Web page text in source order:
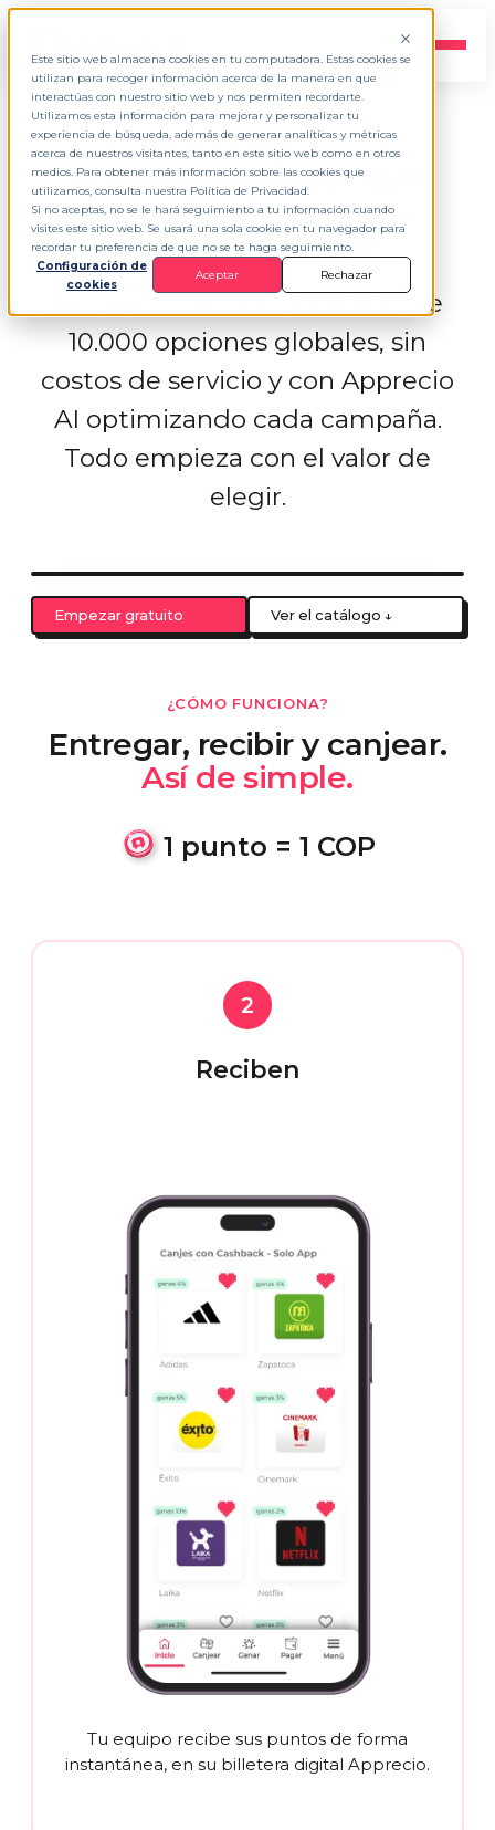
Este sitio web almacena cookies en tu computadora. Estas cookies se
utilizan para recoger información acerca de la manera en que
interactúas con nuestro sitio web y nos permiten recordarte.
Utilizamos esta información para mejorar y personalizar tu
experiencia de búsqueda, además de generar analíticas y métricas
acerca de nuestros visitantes, tanto en este sitio web como en otros
medios. Para obtener más información sobre las cookies que
utilizamos, consulta nuestra Política de Privacidad.
Si no aceptas, no se le hará seguimiento a tu información cuando
visites este sitio web. Se usará una sola cookie en tu navegador para
recordar tu preferencia de que no se te haga seguimiento.
Configuración de
cookies
Aceptar Rechazar
ES
Apprecio Rewards
El reconocimiento que
funciona
es el quese elige.
Incentivos flexibles con más de
10.000 opciones globales, sin
costos de servicio y con Apprecio
AI optimizando cada campaña.
Todo empieza con el valor de
elegir.
Empezar gratuito Ver el catálogo ↓
¿CÓMO FUNCIONA?
Entregar, recibir y canjear.
Así de simple.
1 punto = 1 COP
2
Reciben
Tu equipo recibe sus puntos de forma
instantánea, en su billetera digital Apprecio.